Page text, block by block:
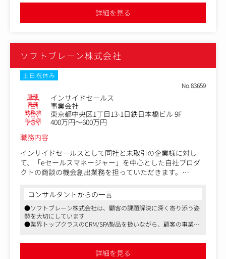
ト・事例記事など）の企画・作成
・架電スクリプトやサービス資料の改善
●リモート、フレックスなど働きやすい環境が整っています
詳細を見る
ソフトブレーン株式会社
土日祝休み
No.83659
職種 インサイドセールス
業種 事業会社
勤務地 東京都中央区1丁目13-1日鉄日本橋ビル 9F
年収例
400万円～600万円
職務内容
インサイドセールスとして同社と未取引の企業様に対し
て、「eセールスマネージャー」を中心とした自社プロダ
クトの商談の機会創出業務を担っていただきます。
能でソリューション提案～クロージング業務をお任せする
想定です。
【具体的な業務】
・テレマーケティングによる商談機会創出（アポイントメ
・メールマーケティング等を通じた見込顧客の獲得・ナー
コンサルタントからの一言
●ソフトブレーン株式会社は、顧客の課題解決に深く寄り添う姿
勢を大切にしています
●業界トップクラスのCRM/SFA製品を扱いながら、顧客の事業成
アに挑戦してみてください詳細を見る